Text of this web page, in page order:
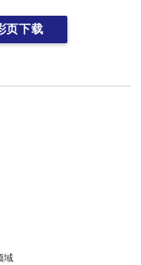
页下载
域